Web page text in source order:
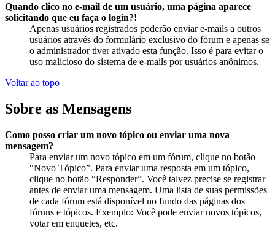
Quando clico no e-mail de um usuário, uma página aparece
solicitando que eu faça o login?!
Apenas usuários registrados poderão enviar e-mails a outros
usuários através do formulário exclusivo do fórum e apenas se
o administrador tiver ativado esta função. Isso é para evitar o
uso malicioso do sistema de e-mails por usuários anônimos.
Voltar ao topo
Sobre as Mensagens
Como posso criar um novo tópico ou enviar uma nova
mensagem?
Para enviar um novo tópico em um fórum, clique no botão
“Novo Tópico”. Para enviar uma resposta em um tópico,
clique no botão “Responder”. Você talvez precise se registrar
antes de enviar uma mensagem. Uma lista de suas permissões
de cada fórum está disponível no fundo das páginas dos
fóruns e tópicos. Exemplo: Você pode enviar novos tópicos,
votar em enquetes, etc.